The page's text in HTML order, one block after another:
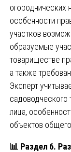
особенности
участков
образуемые
товариществе
а также
Эксперт
садоводческого
лица,
объектов
📊 Раздел 6.